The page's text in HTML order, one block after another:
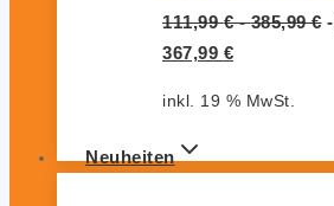
111,99€-385,99€-
367,99 €
inkl. 19 % MwSt.
Neuheiten